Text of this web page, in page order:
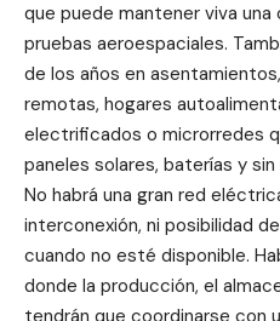
que puede mantener viva una
pruebas aeroespaciales.
de los años en
remotas, hogares
electrificados o microrredes
paneles solares, baterías y
No habrá una gran red
interconexión, ni posibilidad
cuando no esté disponible.
donde la producción, el